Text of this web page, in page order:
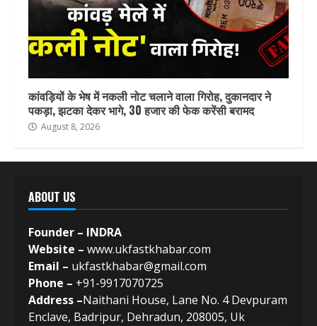
कांवड़ियों के भेष में नकली नोट चलाने वाला गिरोह, दुकानदार ने
पकड़ा, झटका देकर भागे, 30 हजार की फेक करेंसी बरामद
August 8, 2026
ABOUT US
Founder – INDRA
Website – www.ukfastkhabar.com
Email – ukfastkhabar@gmail.com
Phone – +91-9917070725
Address –Naithani House, Lane No. 4 Devpuram
Enclave, Badripur, Dehradun, 208005, Uk